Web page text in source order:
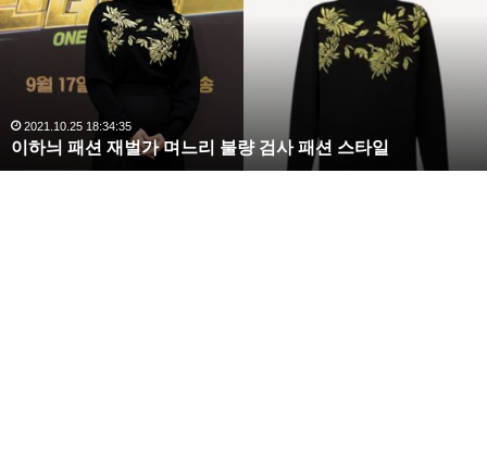
패
션
며
느
리
2021.10.25 18:34:35
이하늬 패션 재벌가 며느리 불량 검사 패션 스타일